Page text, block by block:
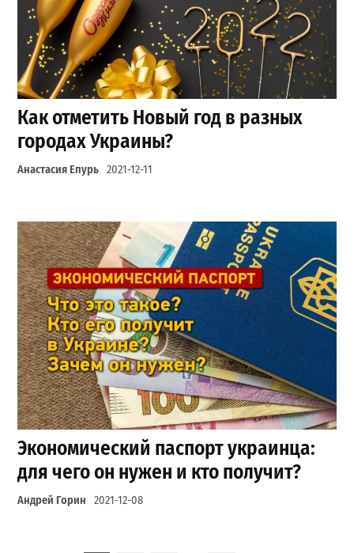
Как отметить Новый год в разных
городах Украины?
Анастасия Епурь 2021-12-11
Экономический паспорт украинца:
для чего он нужен и кто получит?
Андрей Горин 2021-12-08